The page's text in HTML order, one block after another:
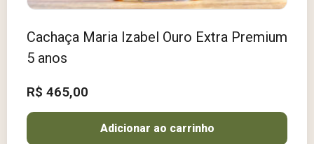
Cachaça Maria Izabel Ouro Extra Premium
5 anos
R$ 465,00
Adicionar ao carrinho